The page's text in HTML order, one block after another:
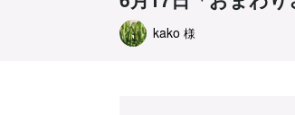
kako 様